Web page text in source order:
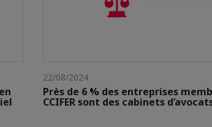
22/08/2024
Près de 6 % des entreprises
CCIFER sont des cabinets